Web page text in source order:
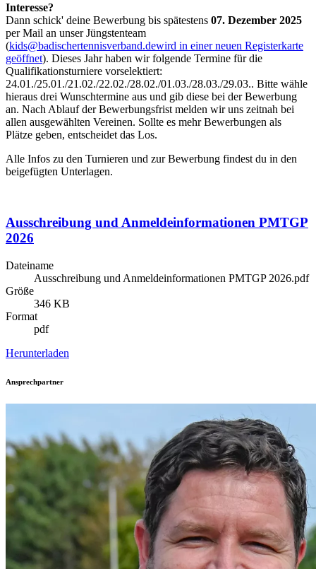
Interesse?
Dann schick' deine Bewerbung bis spätestens 07. Dezember 2025
per Mail an unser Jüngstenteam
(kids@badischertennisverband.dewird in einer neuen Registerkarte
geöffnet). Dieses Jahr haben wir folgende Termine für die
Qualifikationsturniere vorselektiert:
24.01./25.01./21.02./22.02./28.02./01.03./28.03./29.03.. Bitte wähle
hieraus drei Wunschtermine aus und gib diese bei der Bewerbung
an. Nach Ablauf der Bewerbungsfrist melden wir uns zeitnah bei
allen ausgewählten Vereinen. Sollte es mehr Bewerbungen als
Plätze geben, entscheidet das Los.
Alle Infos zu den Turnieren und zur Bewerbung findest du in den
beigefügten Unterlagen.
Ausschreibung und Anmeldeinformationen PMTGP
2026
Dateiname
Ausschreibung und Anmeldeinformationen PMTGP 2026.pdf
Größe
346 KB
Format
pdf
Herunterladen
Ansprechpartner